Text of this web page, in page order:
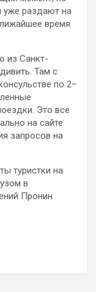
уже раздают на
время
из Санкт-
Там с
по 2–
Это все
на сайте
запросов на
туристки на
в
Пронин